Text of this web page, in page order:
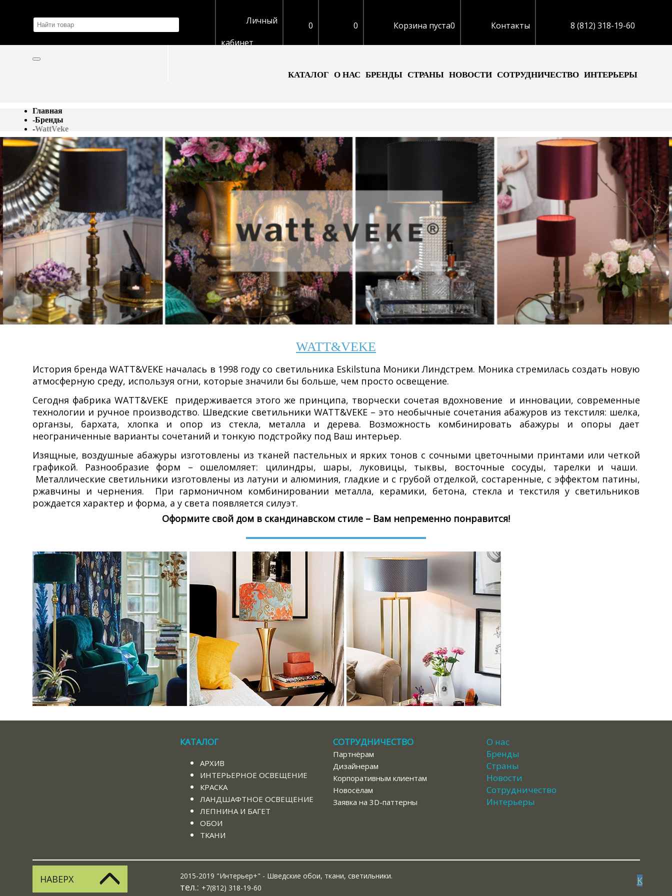
Личный
кабинет
0 0 Корзина пуста0 Контакты 8 (812) 318-19-60
КАТАЛОГ О НАС БРЕНДЫ СТРАНЫ НОВОСТИ СОТРУДНИЧЕСТВО ИНТЕРЬЕРЫ
Главная
-Бренды
-WattVeke
WATT&VEKE
История бренда WATT&VEKE началась в 1998 году со светильника Eskilstuna Моники Линдстрем. Моника стремилась создать новую
атмосферную среду, используя огни, которые значили бы больше, чем просто освещение.
Сегодня фабрика WATT&VEKE придерживается этого же принципа, творчески сочетая вдохновение и инновации, современные
технологии и ручное производство. Шведские светильники WATT&VEKE – это необычные сочетания абажуров из текстиля: шелка,
органзы, бархата, хлопка и опор из стекла, металла и дерева. Возможность комбинировать абажуры и опоры дает
неограниченные варианты сочетаний и тонкую подстройку под Ваш интерьер.
Изящные, воздушные абажуры изготовлены из тканей пастельных и ярких тонов с сочными цветочными принтами или четкой
графикой. Разнообразие форм – ошеломляет: цилиндры, шары, луковицы, тыквы, восточные сосуды, тарелки и чаши.
Металлические светильники изготовлены из латуни и алюминия, гладкие и с грубой отделкой, состаренные, с эффектом патины,
ржавчины и чернения. При гармоничном комбинировании металла, керамики, бетона, стекла и текстиля у светильников
рождается характер и форма, а у света появляется силуэт.
Оформите свой дом в скандинавском стиле – Вам непременно понравится!
КАТАЛОГ
АРХИВ
ИНТЕРЬЕРНОЕ ОСВЕЩЕНИЕ
КРАСКА
ЛАНДШАФТНОЕ ОСВЕЩЕНИЕ
ЛЕПНИНА И БАГЕТ
ОБОИ
ТКАНИ
СОТРУДНИЧЕСТВО
Партнёрам
Дизайнерам
Корпоративным клиентам
Новосёлам
Заявка на 3D-паттерны
О нас
Бренды
Страны
Новости
Сотрудничество
Интерьеры
НАВЕРХ K
2015-2019 "Интерьер+" - Шведские обои, ткани, светильники.
тел.: +7(812) 318-19-60